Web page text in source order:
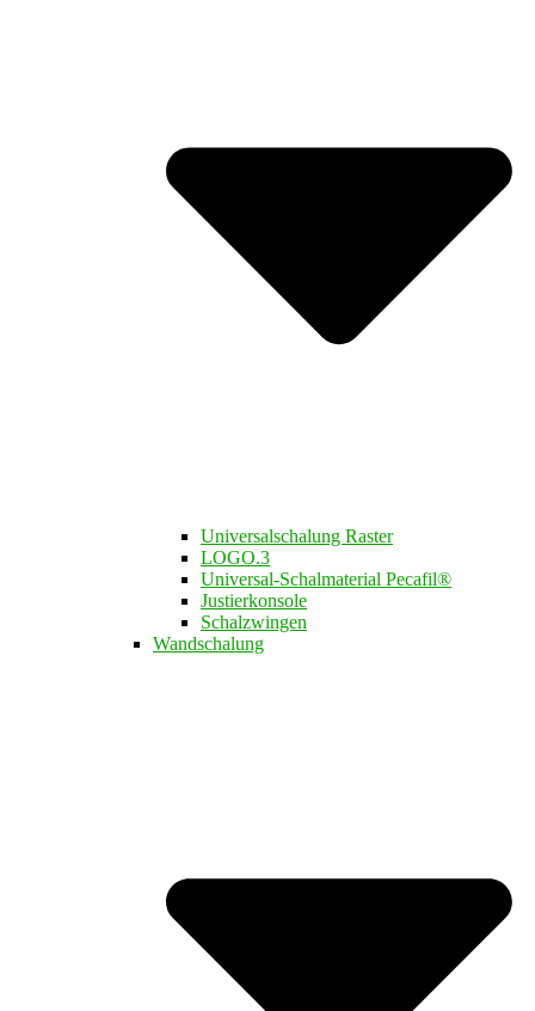
Universalschalung Raster
LOGO.3​
Universal-Schalmaterial Pecafil®
Justierkonsole
Schalzwingen
Wandschalung